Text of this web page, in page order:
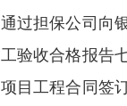
通过担保公司向
工验收合格报告
项目工程合同签